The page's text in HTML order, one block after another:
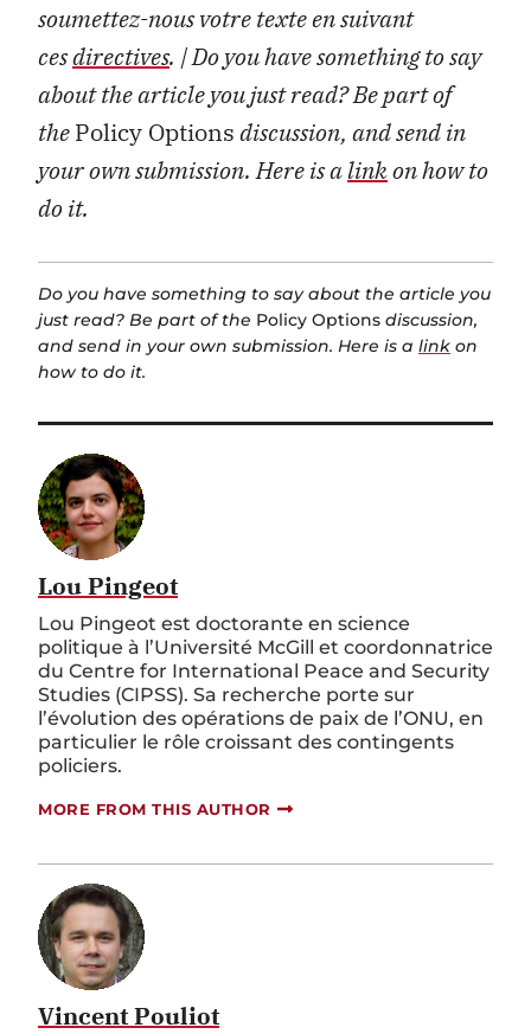
soumettez-nous votre texte en suivant
cesdirectives. | Do you have something to say
about the article you just read? Be part of
thePolicy Optionsdiscussion, and send in
your own submission. Here is alinkon how to
do it.
Do you have something to say about the article you
just read? Be part of the Policy Options discussion,
and send in your own submission. Here is a link on
how to do it.
Lou Pingeot
Lou Pingeot est doctorante en science
politique à l’Université McGill et coordonnatrice
du Centre for International Peace and Security
Studies (CIPSS). Sa recherche porte sur
l’évolution des opérations de paix de l’ONU, en
particulier le rôle croissant des contingents
policiers.
MORE FROM THIS AUTHOR
Vincent Pouliot